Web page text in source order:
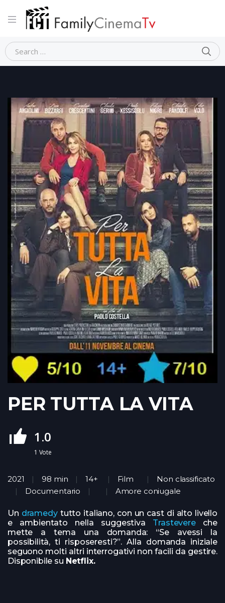
Home Documentario
PER TUTTA LA VITA
1.0
1 Vote
2021 98 min 14+ Film
Non classificato
Documentario
Amore coniugale
Un dramedytutto italiano, con un cast di alto livello
e ambientato nella suggestiva Trastevereche
mette a tema una domanda: “Se avessi la
possibilità, ti risposeresti?”. Alla domanda iniziale
seguono molti altri interrogativi non facili da gestire.
Disponibile su Netflix.